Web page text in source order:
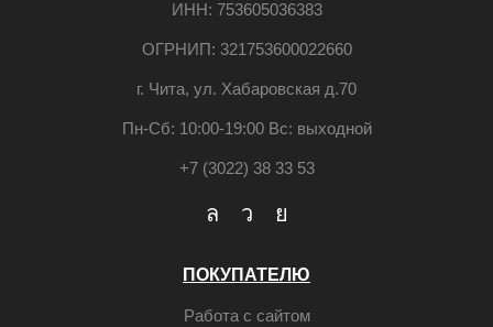
ИНН: 753605036383
ОГРНИП: 321753600022660
г. Чита, ул. Хабаровская д.70
Пн-Сб: 10:00-19:00 Вс: выходной
+7 (3022) 38 33 53
ПОКУПАТЕЛЮ
Работа с сайтом